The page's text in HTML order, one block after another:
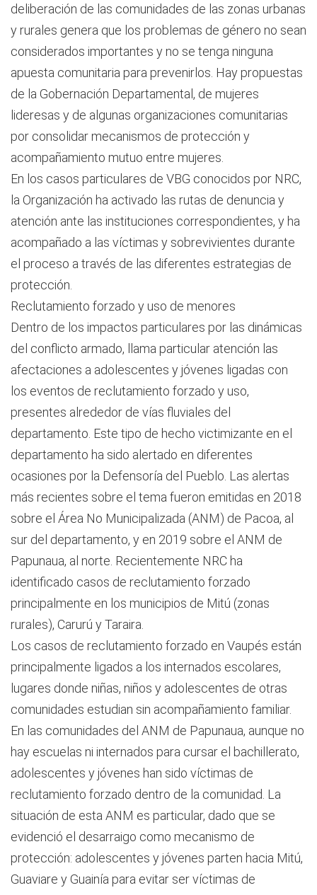
deliberación de las comunidades de las zonas urbanas
y rurales genera que los problemas de género no sean
considerados importantes y no se tenga ninguna
apuesta comunitaria para prevenirlos. Hay propuestas
de la Gobernación Departamental, de mujeres
lideresas y de algunas organizaciones comunitarias
por consolidar mecanismos de protección y
acompañamiento mutuo entre mujeres.
En los casos particulares de VBG conocidos por NRC,
la Organización ha activado las rutas de denuncia y
atención ante las instituciones correspondientes, y ha
acompañado a las víctimas y sobrevivientes durante
el proceso a través de las diferentes estrategias de
protección.
Reclutamiento forzado y uso de menores
Dentro de los impactos particulares por las dinámicas
del conflicto armado, llama particular atención las
afectaciones a adolescentes y jóvenes ligadas con
los eventos de reclutamiento forzado y uso,
presentes alrededor de vías fluviales del
departamento. Este tipo de hecho victimizante en el
departamento ha sido alertado en diferentes
ocasiones por la Defensoría del Pueblo. Las alertas
más recientes sobre el tema fueron emitidas en 2018
sobre el Área No Municipalizada (ANM) de Pacoa, al
sur del departamento, y en 2019 sobre el ANM de
Papunaua, al norte. Recientemente NRC ha
identificado casos de reclutamiento forzado
principalmente en los municipios de Mitú (zonas
rurales), Carurú y Taraira.
Los casos de reclutamiento forzado en Vaupés están
principalmente ligados a los internados escolares,
lugares donde niñas, niños y adolescentes de otras
comunidades estudian sin acompañamiento familiar.
En las comunidades del ANM de Papunaua, aunque no
hay escuelas ni internados para cursar el bachillerato,
adolescentes y jóvenes han sido víctimas de
reclutamiento forzado dentro de la comunidad. La
situación de esta ANM es particular, dado que se
evidenció el desarraigo como mecanismo de
protección: adolescentes y jóvenes parten hacia Mitú,
Guaviare y Guainía para evitar ser víctimas de